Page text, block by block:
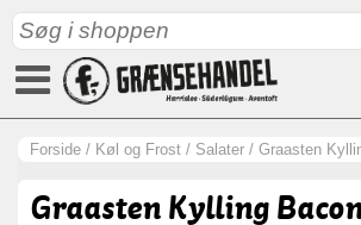
Forside / Køl og Frost / Salater / Graasten
Graasten Kylling